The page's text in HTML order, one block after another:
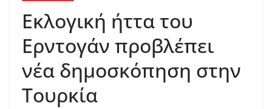
Εκλογική ήττα του
Ερντογάν προβλέπει
νέα δημοσκόπηση στην
Τουρκία